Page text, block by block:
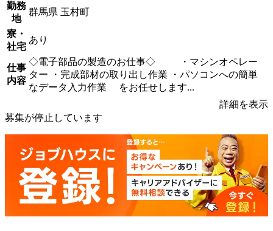
勤務
地
群馬県 玉村町
寮・
社宅
あり
仕事
内容
◇電子部品の製造のお仕事◇ ・マシンオペレー
ター ・完成部材の取り出し作業 ・パソコンへの簡単
なデータ入力作業 をお任せします...
詳細を表示
募集が停止しています